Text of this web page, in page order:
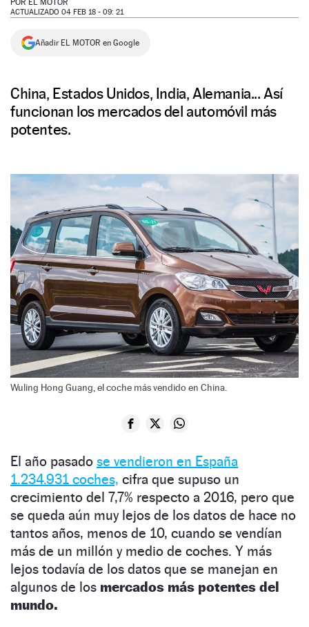
NEWSLETTER
POR EL MOTOR
ACTUALIZADO 04 FEB 18 - 09: 21
Añadir EL MOTOR en Google
China, Estados Unidos, India, Alemania... Así
funcionan los mercados del automóvil más
potentes.
Wuling Hong Guang, el coche más vendido en China.
El año pasado se vendieron en España
1.234.931 coches, cifra que supuso un
crecimiento del 7,7% respecto a 2016, pero que
se queda aún muy lejos de los datos de hace no
tantos años, menos de 10, cuando se vendían
más de un millón y medio de coches. Y más
lejos todavía de los datos que se manejan en
algunos de los mercados más potentes del
mundo.